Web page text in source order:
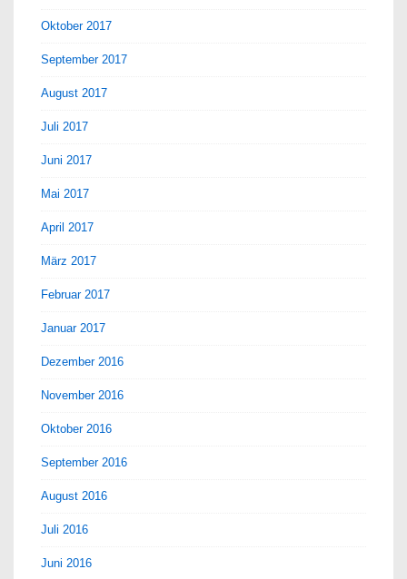
Oktober 2017
September 2017
August 2017
Juli 2017
Juni 2017
Mai 2017
April 2017
März 2017
Februar 2017
Januar 2017
Dezember 2016
November 2016
Oktober 2016
September 2016
August 2016
Juli 2016
Juni 2016